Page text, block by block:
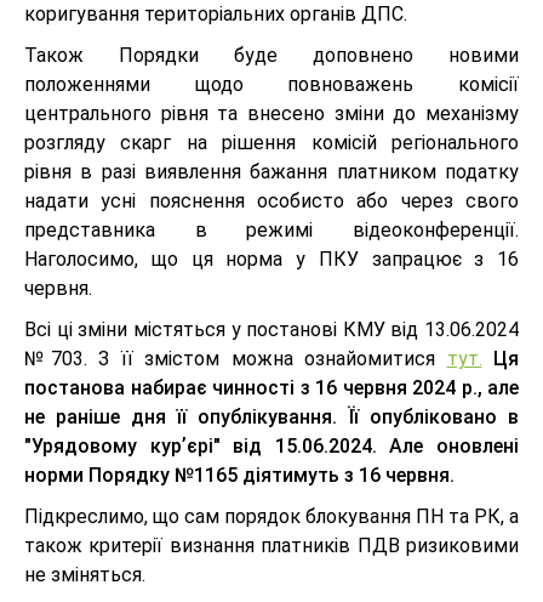
коригування територіальних органів ДПС.
Також Порядки буде доповнено новими
положеннями щодо повноважень комісії
центрального рівня та внесено зміни до механізму
розгляду скарг на рішення комісій регіонального
рівня в разі виявлення бажання платником податку
надати усні пояснення особисто або через свого
представника в режимі відеоконференції.
Наголосимо, що ця норма у ПКУ запрацює з 16
червня.
Всі ці зміни містяться у постанові КМУ від 13.06.2024
№703. З її змістом можна ознайомитися тут. Ця
постанова набирає чинності з 16 червня 2024 р., але
не раніше дня її опублікування. Її опубліковано в
"Урядовому курʼєрі" від 15.06.2024. Але оновлені
норми Порядку №1165 діятимуть з 16 червня.
Підкреслимо, що сам порядок блокування ПН та РК, а
також критерії визнання платників ПДВ ризиковими
не зміняться.